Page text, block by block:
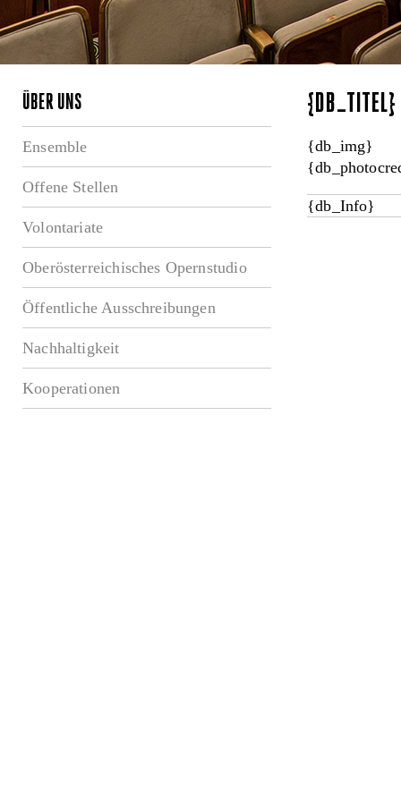
ÜBER UNS
Ensemble
Offene Stellen
Volontariate
Oberösterreichisches Opernstudio
Öffentliche Ausschreibungen
Nachhaltigkeit
Kooperationen
{DB_TITEL}
{db_img}
{db_Info}